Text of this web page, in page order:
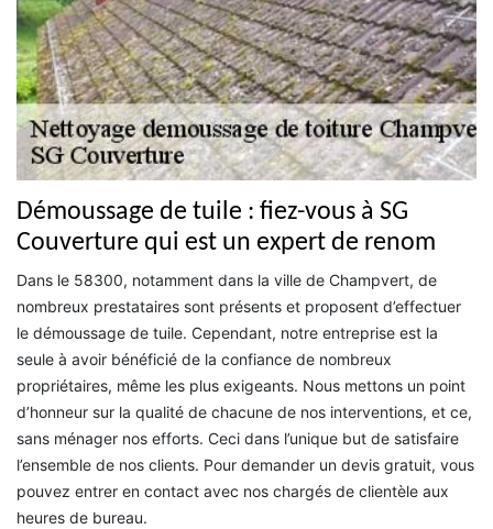
Démoussage de tuile : fiez-vous à SG
Couverture qui est un expert de renom
Dans le 58300, notamment dans la ville de Champvert, de
nombreux prestataires sont présents et proposent d’effectuer
le démoussage de tuile. Cependant, notre entreprise est la
seule à avoir bénéficié de la confiance de nombreux
propriétaires, même les plus exigeants. Nous mettons un point
d’honneur sur la qualité de chacune de nos interventions, et ce,
sans ménager nos efforts. Ceci dans l’unique but de satisfaire
l’ensemble de nos clients. Pour demander un devis gratuit, vous
pouvez entrer en contact avec nos chargés de clientèle aux
heures de bureau.